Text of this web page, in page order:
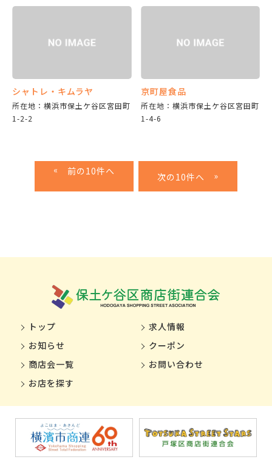
シャトレ・キムラヤ
所在地：横浜市保土ケ谷区宮田町
1-2-2
京町屋食品
所在地：横浜市保土ケ谷区宮田町
1-4-6
« »
トップ
お知らせ
商店会一覧
お店を探す
求人情報
クーポン
お問い合わせ